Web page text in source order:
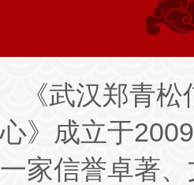
订单号为：189****8568 的梅先生：
司果然是老牌起名公司啊，恕我
订单号为：152****3648 的邱先生：
信，但是起的名字我个人觉得一般
老师傅啊，名字在补救五行方面比
月2日
《武汉郑青
心》成立于
一家信誉卓著